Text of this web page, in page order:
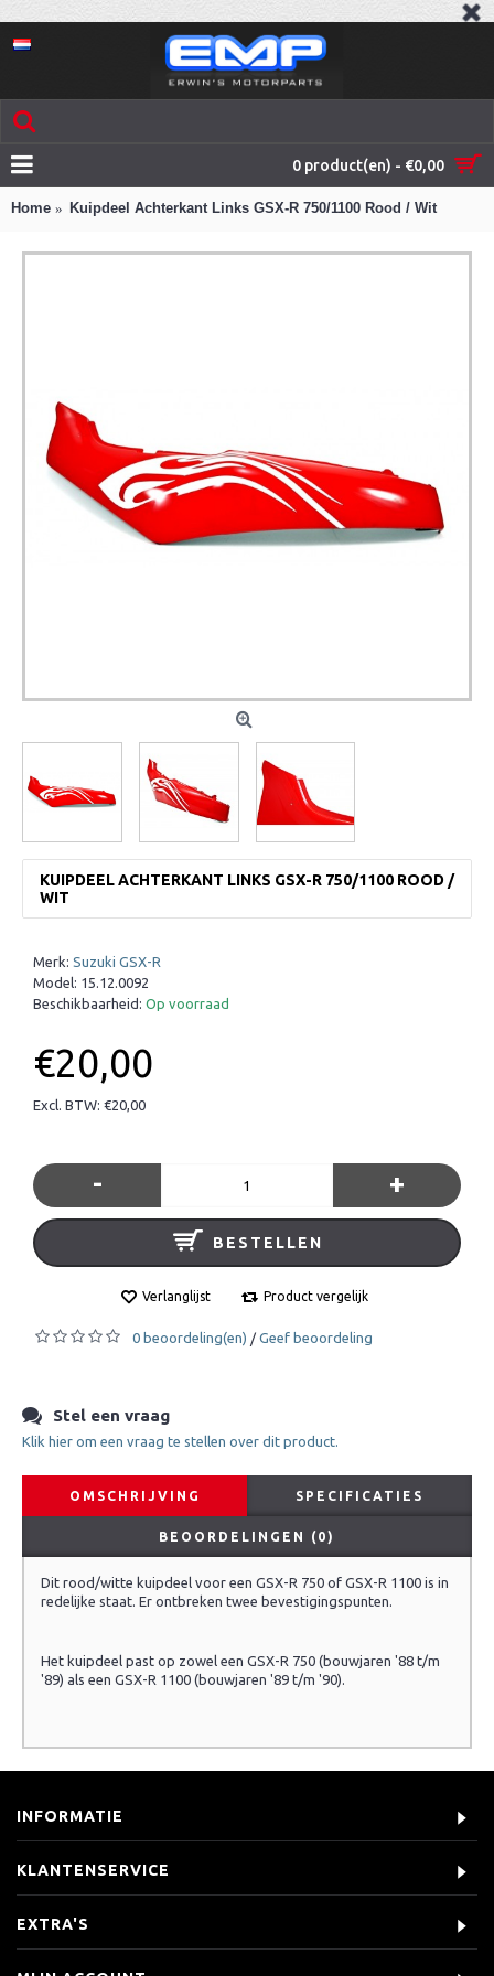
0 product(en) - €0,00
Home Kuipdeel Achterkant Links GSX-R 750/1100 Rood / Wit
KUIPDEEL ACHTERKANT LINKS GSX-R 750/1100 ROOD /
WIT
Merk: Suzuki GSX-R
Model: 15.12.0092
Beschikbaarheid: Op voorraad
€20,00
Excl. BTW: €20,00
- +
BESTELLEN
Verlanglijst Product vergelijk
0 beoordeling(en) / Geef beoordeling
Stel een vraag
Klik hier om een vraag te stellen over dit product.
OMSCHRIJVING SPECIFICATIES
BEOORDELINGEN (0)
Dit rood/witte kuipdeel voor een GSX-R 750 of GSX-R 1100 is in
redelijke staat. Er ontbreken twee bevestigingspunten.
Het kuipdeel past op zowel een GSX-R 750 (bouwjaren '88 t/m
'89) als een GSX-R 1100 (bouwjaren '89 t/m '90).
INFORMATIE
KLANTENSERVICE
EXTRA'S